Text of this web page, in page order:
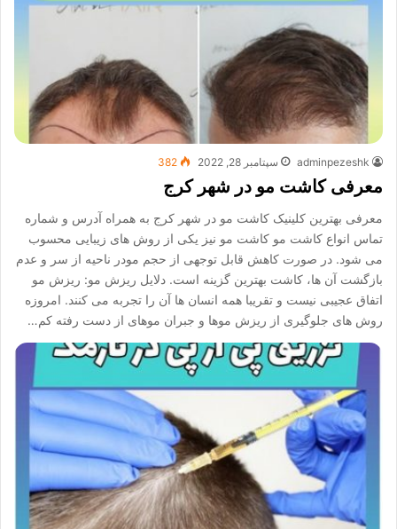
adminpezeshk سپتامبر 28, 2022 382
معرفی کاشت مو در شهر کرج
معرفی بهترین کلینیک کاشت مو در شهر کرج به همراه آدرس و شماره
تماس انواع کاشت مو کاشت مو نیز یکی از روش های زیبایی محسوب
می شود. در صورت کاهش قابل توجهی از حجم مودر ناحیه از سر و عدم
بازگشت آن ها، کاشت بهترین گزینه است. دلایل ریزش مو: ریزش مو
اتفاق عجیبی نیست و تقریبا همه انسان ها آن را تجربه می کنند. امروزه
روش های جلوگیری از ریزش موها و جبران موهای از دست رفته کم…